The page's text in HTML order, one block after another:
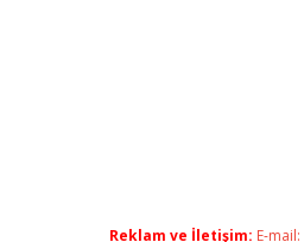
Reklam ve İletişim: E-mail: